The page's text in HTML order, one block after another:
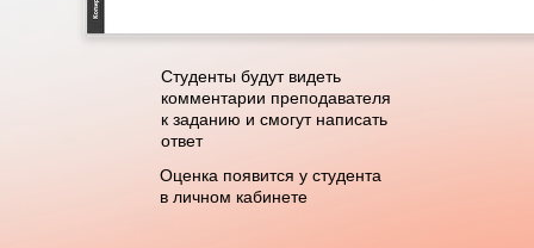
Оценка появится у студента
в личном кабинете
Студенты будут видеть
комментарии преподавателя
к заданию и смогут написать
ответ